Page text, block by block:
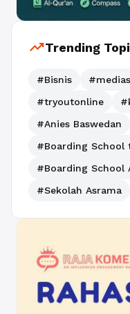
trending_upTrending
#Bisnis
#tryoutonline
#Anies Baswedan
#Boarding School
#Boarding School
#Sekolah Asrama